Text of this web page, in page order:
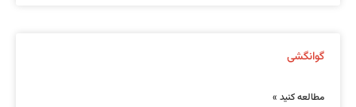
گوانگشی
مطالعه کنید »